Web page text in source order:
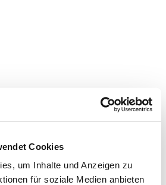
Cookies
um Inhalte und Anzeigen zu
für soziale Medien anbieten